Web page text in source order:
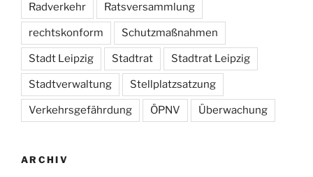
Radverkehr Ratsversammlung
rechtskonform Schutzmaßnahmen
Stadt Leipzig Stadtrat Stadtrat Leipzig
Stadtverwaltung Stellplatzsatzung
Verkehrsgefährdung ÖPNV Überwachung
ARCHIV